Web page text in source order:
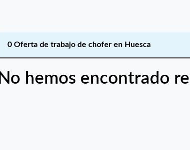
0 Oferta de trabajo de chofer en Huesca
No hemos encontrado